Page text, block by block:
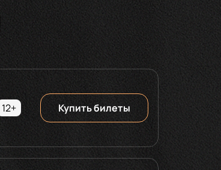
12+ Купить билеты